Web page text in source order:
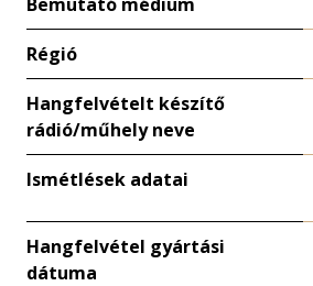
Régió
Hangfelvételt készítő
rádió/műhely neve
Ismétlések adatai
Hangfelvétel gyártási
dátuma